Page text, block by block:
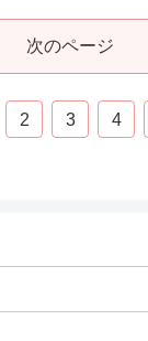
次のページ
2 3 4